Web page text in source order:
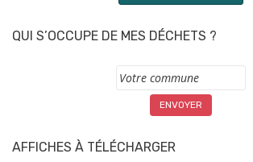
QUI S’OCCUPE DE MES DÉCHETS ?
Commune
AFFICHES À TÉLÉCHARGER